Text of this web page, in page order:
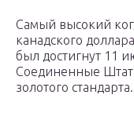
Самый высокий
канадского
был достигнут 11
Соединенные
золотого стандарта.